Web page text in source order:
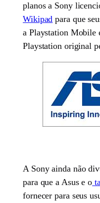
planos a Sony
Wikipad para que
a Playstation Mobile
Playstation original
A Sony ainda não
para que a Asus e o
fornecer para seus